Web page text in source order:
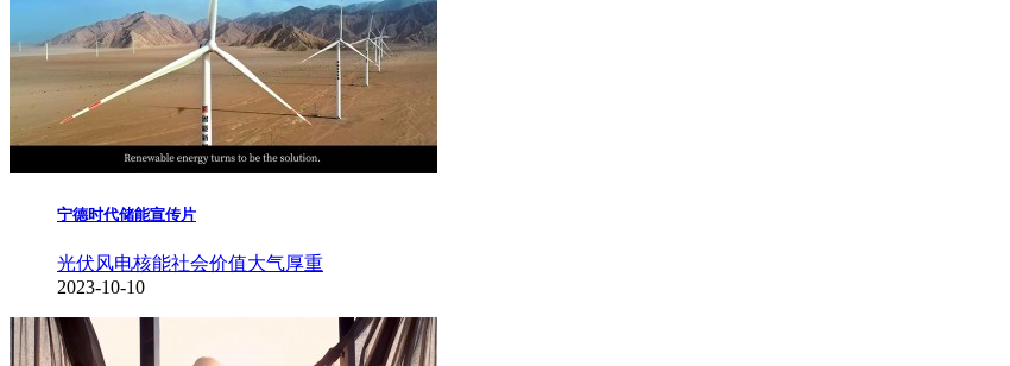
宁德时代储能宣传片
光伏风电核能社会价值大气厚重
2023-10-10